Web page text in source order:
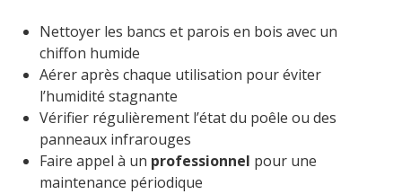
Nettoyer les bancs et parois en bois avec un
chiffon humide
Aérer après chaque utilisation pour éviter
l’humidité stagnante
Vérifier régulièrement l’état du poêle ou des
panneaux infrarouges
Faire appel à un professionnel pour une
maintenance périodique